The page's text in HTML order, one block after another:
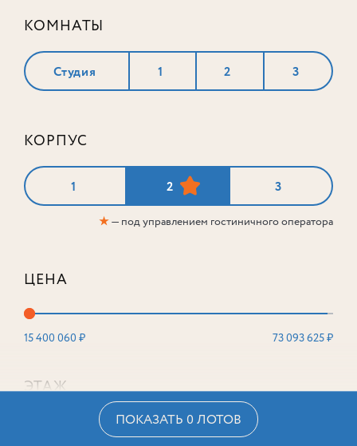
КОМНАТЫ
Студия 1 2 3
КОРПУС
1 2 3
★— под управлением гостиничного оператора
ЦЕНА
15 400 060 ₽ 73 093 625 ₽
ЭТАЖ
ПОКАЗАТЬ 0 ЛОТОВ